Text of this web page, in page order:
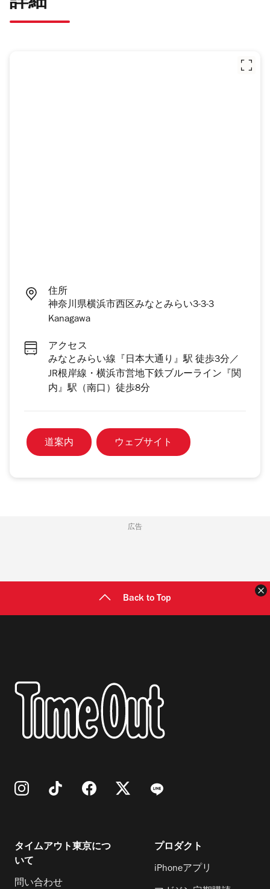
住所
神奈川県横浜市西区みなとみらい3-3-3
Kanagawa
アクセス
みなとみらい線『日本大通り』駅 徒歩3分／
JR根岸線・横浜市営地下鉄ブルーライン『関
内』駅（南口）徒歩8分
道案内 ウェブサイト
広告
Back to Top
タイムアウト東京につ
いて
問い合わせ
プロダクト
iPhoneアプリ